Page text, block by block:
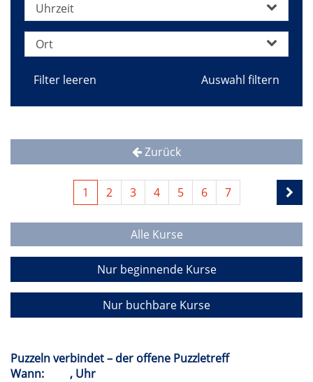
Uhrzeit
Ort
Filter leeren
Zurück
1 2 3 4 5 6 7
Alle Kurse
Nur beginnende Kurse
Nur buchbare Kurse
Puzzeln verbindet – der offene Puzzletreff
Wann:
, Uhr